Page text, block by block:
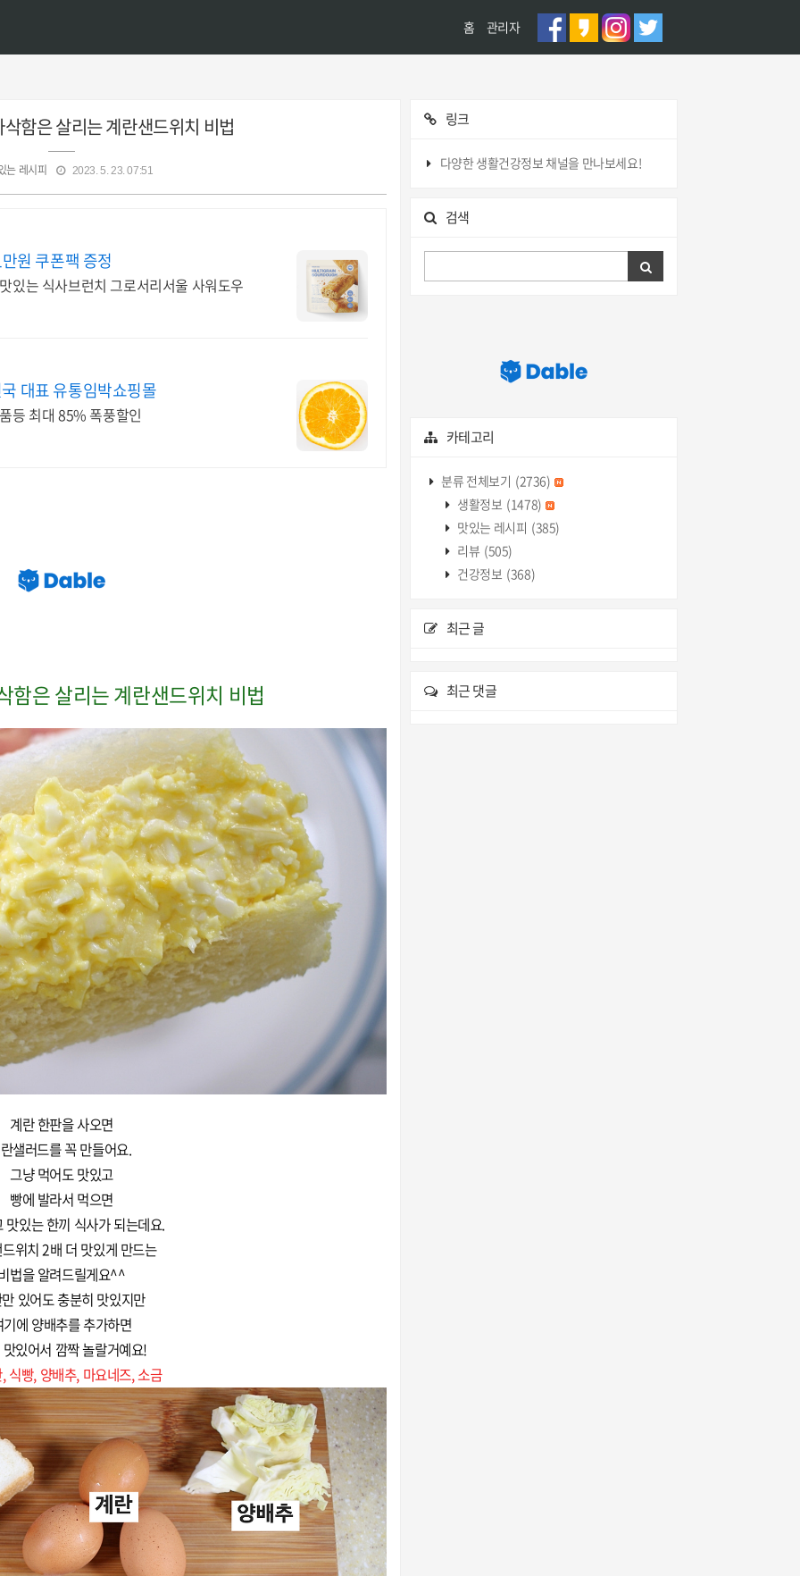
홈 관리자
함은 살리는 계란샌드위치 비법
는 레시피 2023. 5. 23. 07:51
원 쿠폰팩 증정
있는 식사브런치 그로서리서울 사워도우
대표 유통임박쇼핑몰
등 최대 85% 폭풍할인
함은 살리는 계란샌드위치 비법
계란 한판을 사오면
샐러드를 꼭 만들어요.
그냥 먹어도 맛있고
빵에 발라서 먹으면
맛있는 한끼 식사가 되는데요.
위치 2배 더 맛있게 만드는
법을 알려드릴게요^^
있어도 충분히 맛있지만
기에 양배추를 추가하면
있어서 깜짝 놀랄거예요!
빵, 양배추, 마요네즈, 소금
링크
다양한 생활건강정보 채널을 만나보세요!
검색
카테고리
분류 전체보기 (2736)
생활정보 (1478)
맛있는 레시피 (385)
리뷰 (505)
건강정보 (368)
최근 글
최근 댓글